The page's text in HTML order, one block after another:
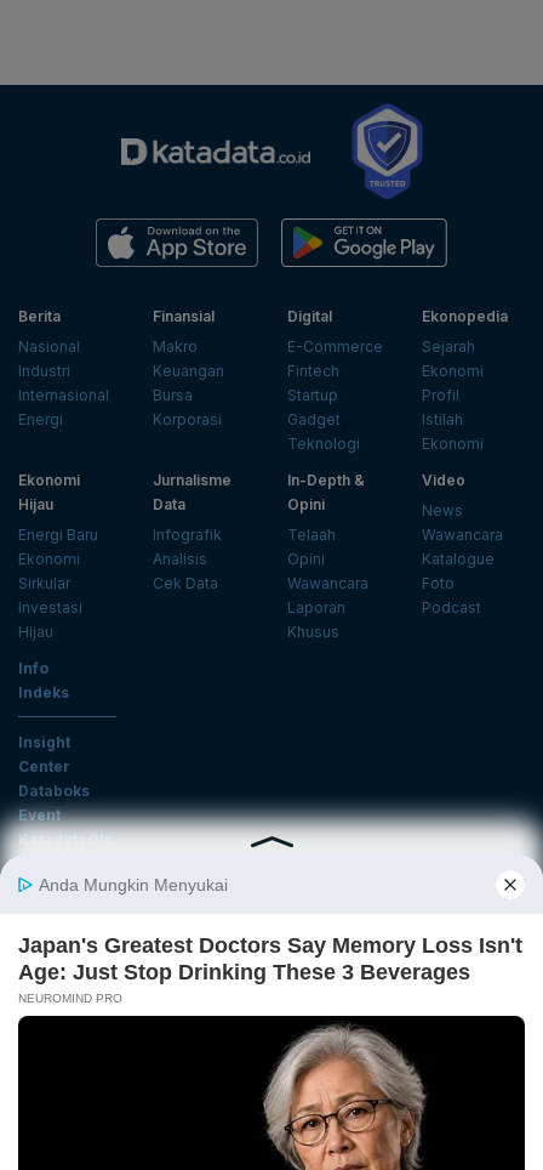
Berita
Nasional
Industri
Internasional
Energi
Finansial
Makro
Keuangan
Bursa
Korporasi
Digital
E-Commerce
Fintech
Startup
Gadget
Teknologi
Ekonopedia
Sejarah
Ekonomi
Profil
Istilah
Ekonomi
Ekonomi
Hijau
Energi Baru
Ekonomi
Sirkular
Investasi
Hijau
Jurnalisme
Data
Infografik
Analisis
Cek Data
In-Depth &
Opini
Telaah
Opini
Wawancara
Laporan
Khusus
Video
News
Wawancara
Katalogue
Foto
Podcast
Info
Indeks
Insight
Center
Databoks
Event
KatadataOto
Email
Daftar
Advertising Karier
Pedoman Media Siber
Disclaimer
Hubungi Kami